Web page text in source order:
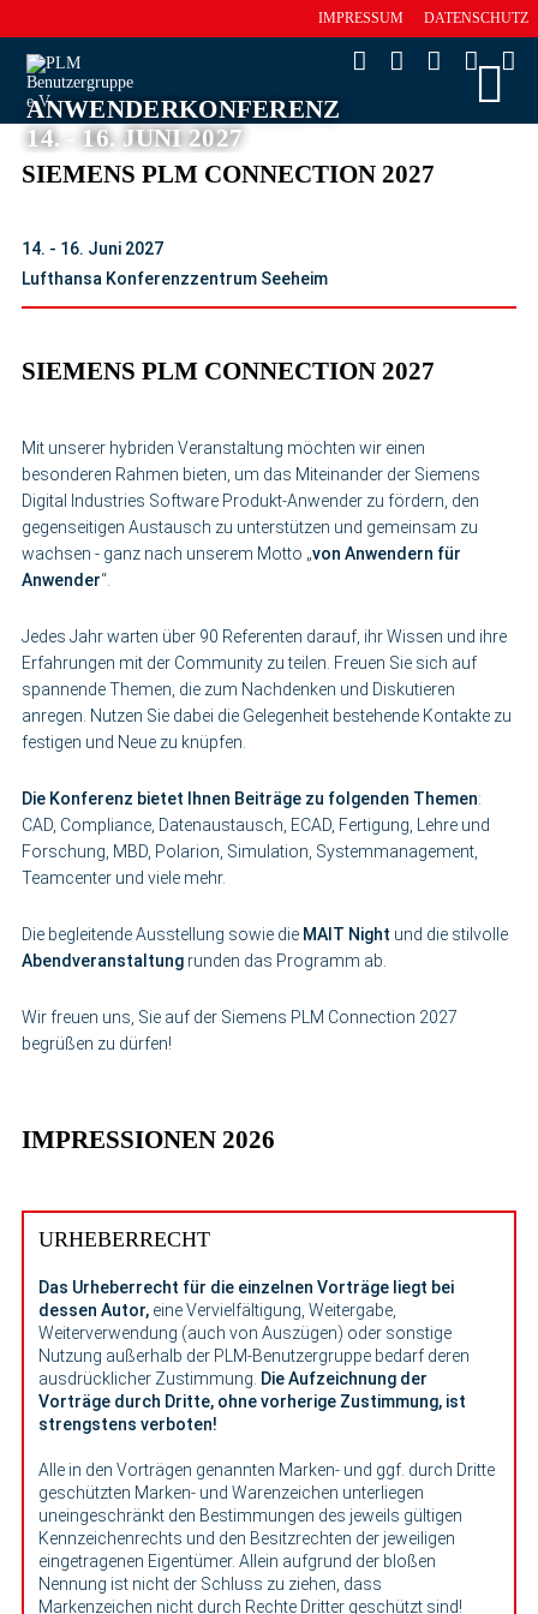
IMPRESSUM DATENSCHUTZ
ANWENDERKONFERENZ
14. - 16. JUNI 2027
SIEMENS PLM CONNECTION 2027
14. - 16. Juni 2027
Lufthansa Konferenzzentrum Seeheim
SIEMENS PLM CONNECTION 2027
Mit unserer hybriden Veranstaltung möchten wir einen
besonderen Rahmen bieten, um das Miteinander der Siemens
Digital Industries Software Produkt-Anwender zu fördern, den
gegenseitigen Austausch zu unterstützen und gemeinsam zu
wachsen - ganz nach unserem Motto „von Anwendern für
Anwender“.
Jedes Jahr warten über 90 Referenten darauf, ihr Wissen und ihre
Erfahrungen mit der Community zu teilen. Freuen Sie sich auf
spannende Themen, die zum Nachdenken und Diskutieren
anregen. Nutzen Sie dabei die Gelegenheit bestehende Kontakte zu
festigen und Neue zu knüpfen.
Die Konferenz bietet Ihnen Beiträge zu folgenden Themen:
CAD, Compliance, Datenaustausch, ECAD, Fertigung, Lehre und
Forschung, MBD, Polarion, Simulation, Systemmanagement,
Teamcenter und viele mehr.
Die begleitende Ausstellung sowie die MAIT Night und die stilvolle
Abendveranstaltung runden das Programm ab.
Wir freuen uns, Sie auf der Siemens PLM Connection 2027
begrüßen zu dürfen!
IMPRESSIONEN 2026
URHEBERRECHT
Das Urheberrecht für die einzelnen Vorträge liegt bei
dessen Autor, eine Vervielfältigung, Weitergabe,
Weiterverwendung (auch von Auszügen) oder sonstige
Nutzung außerhalb der PLM-Benutzergruppe bedarf deren
ausdrücklicher Zustimmung. Die Aufzeichnung der
Vorträge durch Dritte, ohne vorherige Zustimmung, ist
strengstens verboten!
Alle in den Vorträgen genannten Marken- und ggf. durch Dritte
geschützten Marken- und Warenzeichen unterliegen
uneingeschränkt den Bestimmungen des jeweils gültigen
Kennzeichenrechts und den Besitzrechten der jeweiligen
eingetragenen Eigentümer. Allein aufgrund der bloßen
Nennung ist nicht der Schluss zu ziehen, dass
Markenzeichen nicht durch Rechte Dritter geschützt sind!